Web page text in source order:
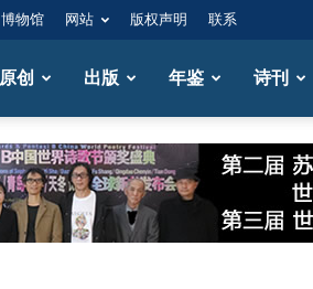
博物馆 网站 版权声明 联系
原创 出版 年鉴 诗刊